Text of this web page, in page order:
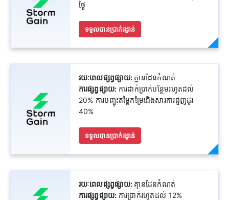
ថ្ងៃ
ទទួលបានប្រាក់រង្វាន់
រយៈពេលផ្សព្វផ្សាយ: គ្មានដែនកំណត់
ការផ្សព្វផ្សាយ: ការដាក់ប្រាក់បន្ថែមរហូតដល់
20% ការបញ្ចុះតម្លៃកម្រៃជើងសារការជួញដូរ
40%
ទទួលបានប្រាក់រង្វាន់
រយៈពេលផ្សព្វផ្សាយ: គ្មានដែនកំណត់
ការផ្សព្វផ្សាយ: ការប្រាក់រហូតដល់ 12%